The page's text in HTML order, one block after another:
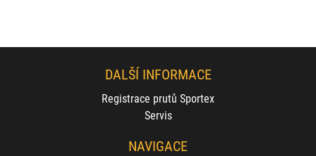
DALŠÍ INFORMACE
Registrace prutů Sportex
Servis
NAVIGACE